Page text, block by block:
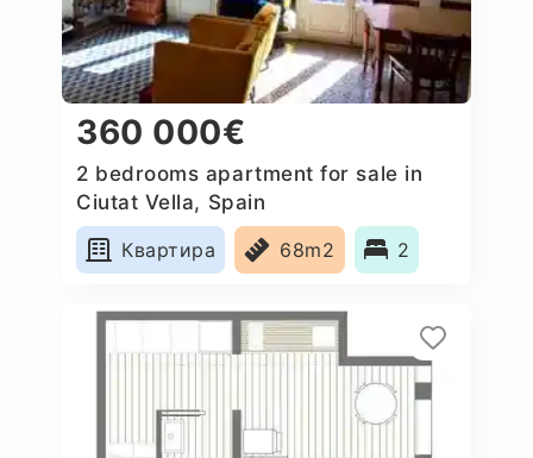
360 000€
2 bedrooms apartment for sale in
Ciutat Vella, Spain
Квартира
68m2 2